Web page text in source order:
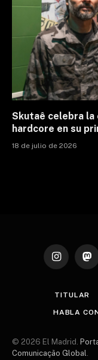
Skutaê celebra la
hardcore en su
18 de julio de 2026
Instagram
TITULAR
HABLA
© 2026 El Madrid.
Comunicação Global